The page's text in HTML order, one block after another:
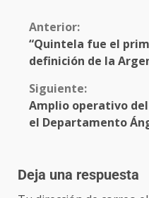
Anterior:
“Quintela fue el
definición de la
Siguiente:
Amplio operativo
el Departamento
Deja una respuesta